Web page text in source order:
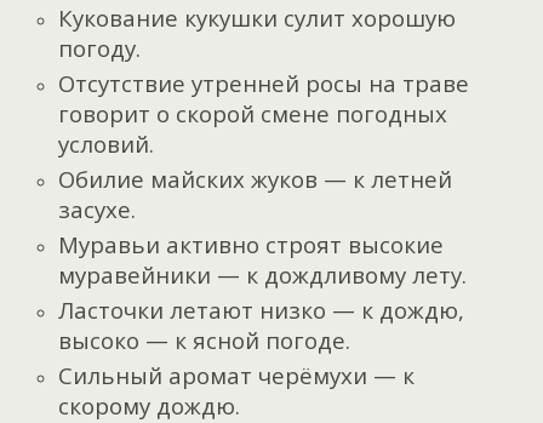
Кукование кукушки сулит хорошую
погоду.
Отсутствие утренней росы на траве
говорит о скорой смене погодных
условий.
Обилие майских жуков — к летней
засухе.
Муравьи активно строят высокие
муравейники — к дождливому лету.
Ласточки летают низко — к дождю,
высоко — к ясной погоде.
Сильный аромат черёмухи — к
скорому дождю.